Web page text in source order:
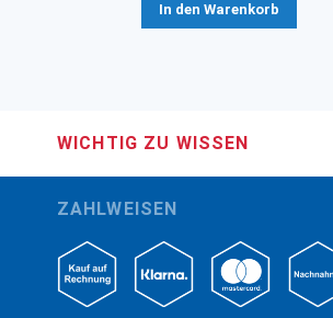
In den Warenkorb
WICHTIG ZU WISSEN
ZAHLWEISEN